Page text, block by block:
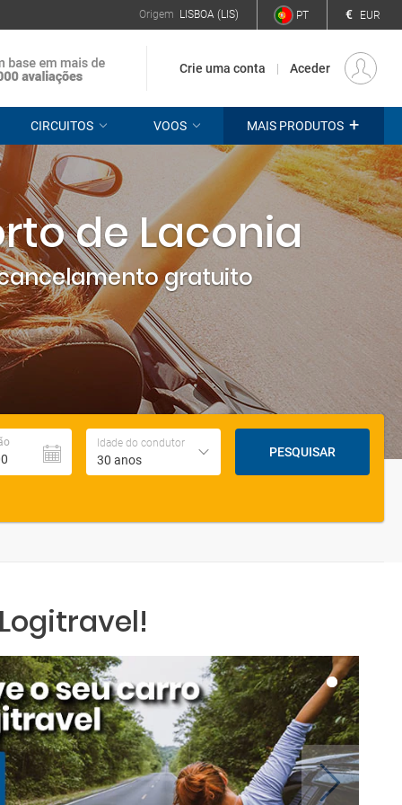
Origem LISBOA (LIS) PT € EUR
Crie uma conta Aceder
CIRCUITOS VOOS MAIS PRODUTOS +
de Laconia
gratuito
Idade do condutor
30 anos
PESQUISAR